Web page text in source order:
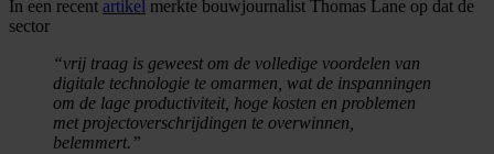
In een recent artikel merkte bouwjournalist Thomas Lane op dat de
sector
“vrij traag is geweest om de volledige voordelen van
digitale technologie te omarmen, wat de inspanningen
om de lage productiviteit, hoge kosten en problemen
met projectoverschrijdingen te overwinnen,
belemmert.”